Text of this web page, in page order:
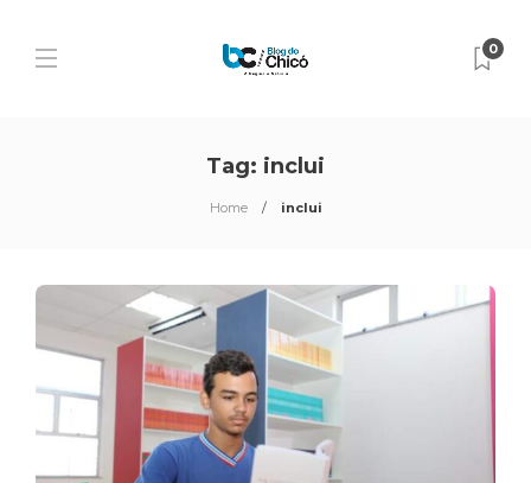
0
Tag: inclui
Home inclui